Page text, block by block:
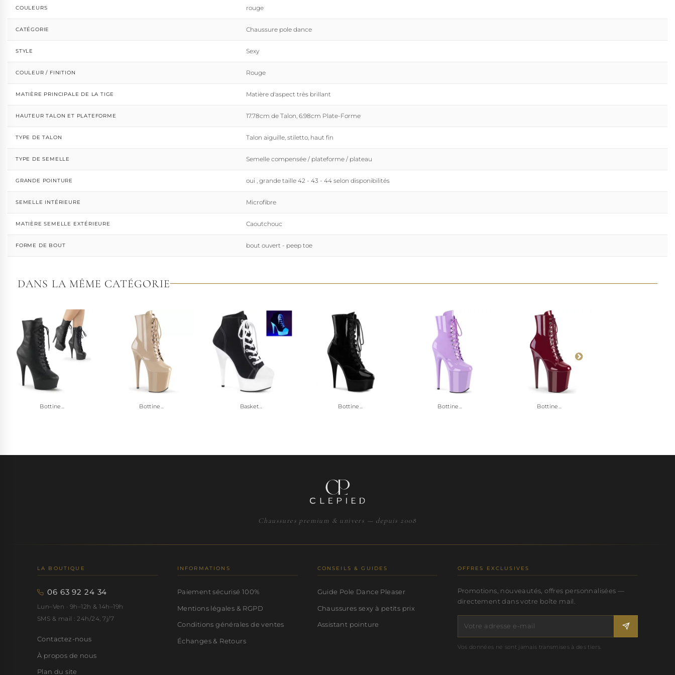
COULEURS rouge
CATÉGORIE Chaussure pole dance
STYLE Sexy
COULEUR / FINITION Rouge
MATIÈRE PRINCIPALE DE LA TIGE Matière d'aspect très brillant
HAUTEUR TALON ET PLATEFORME 17.78cm de Talon, 6.98cm Plate-Forme
TYPE DE TALON Talon aiguille, stiletto, haut fin
TYPE DE SEMELLE Semelle compensée / plateforme / plateau
GRANDE POINTURE oui , grande taille 42 - 43 - 44 selon disponibilités
SEMELLE INTÉRIEURE Microfibre
MATIÈRE SEMELLE EXTÉRIEURE Caoutchouc
FORME DE BOUT bout ouvert - peep toe
DANS LA MÊME CATÉGORIE
Bottine... Bottine... Basket... Bottine... Bottine... Bottine...
Chaussures premium & univers — depuis 2008
LA BOUTIQUE
06 63 92 24 34
Lun–Ven · 9h–12h & 14h–19h
SMS & mail : 24h/24, 7j/7
Contactez-nous
À propos de nous
Plan du site
INFORMATIONS
Paiement sécurisé 100%
Mentions légales & RGPD
Conditions générales de ventes
Échanges & Retours
CONSEILS & GUIDES
Guide Pole Dance Pleaser
Chaussures sexy à petits prix
Assistant pointure
OFFRES EXCLUSIVES
Promotions, nouveautés, offres personnalisées —
directement dans votre boîte mail.
Vos données ne sont jamais transmises à des tiers.